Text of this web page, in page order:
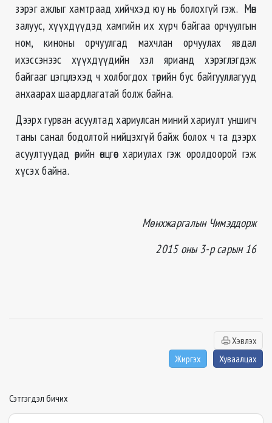
зэрэг ажлыг хамтраад хийчхэд юу нь болохгүй гэж. Мөн
залуус, хүүхдүүдэд хамгийн их хүрч байгаа орчуулгын
ном, киноны орчуулгад махчлан орчуулах явдал
ихэссэнээс хүүхдүүдийн хэл ярианд хэрэглэгдэж
байгааг цэгцлэхэд ч холбогдох төрийн бус байгууллагууд
анхаарах шаардлагатай болж байна.
Дээрх гурван асуултад хариулсан миний хариулт уншигч
таны санал бодолтой нийцэхгүй байж болох ч та дээрх
асуултуудад өөрийн өнцгөөс хариулах гэж оролдоорой гэж
хүсэх байна.
Мөнхжаргалын Чимэддорж
2015 оны 3-р сарын 16
Хэвлэх
Жиргэх
Хуваалцах
Сэтгэгдэл бичих